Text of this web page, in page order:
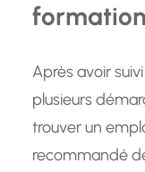
Après avoir
plusieurs
trouver un
recommandé